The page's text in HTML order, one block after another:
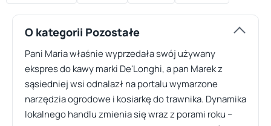
O kategorii Pozostałe
Pani Maria właśnie wyprzedała swój używany
ekspres do kawy marki De'Longhi, a pan Marek z
sąsiedniej wsi odnalazł na portalu wymarzone
narzędzia ogrodowe i kosiarkę do trawnika. Dynamika
lokalnego handlu zmienia się wraz z porami roku –